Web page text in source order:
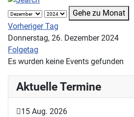
Gehe zu Monat
Vorheriger Tag
Donnerstag, 26. Dezember 2024
Folgetag
Es wurden keine Events gefunden
Aktuelle Termine
15 Aug. 2026